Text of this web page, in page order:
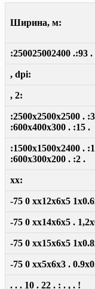
Ширина, м:
:250025002400 .:93
, dpi:
, 2:
:2500x2500x2500 .
:600x400x300 . :15 .
:1500x1500x2400 .
:600x300x200 . :2 .
xx:
-75 0 xx12x6x5
-75 0 xx14x6x5 .
-75 0 xx15x6x5
-75 0 xx5x6x3 .
. . . 10 . 22 . : . , . !